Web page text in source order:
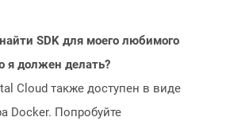
SDK для моего любимого
я должен делать?
Cloud также доступен в виде
Docker. Попробуйте